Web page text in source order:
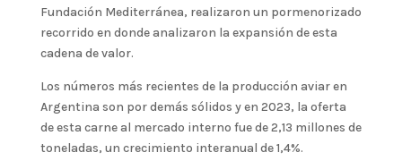
Fundación Mediterránea, realizaron un pormenorizado
recorrido en donde analizaron la expansión de esta
cadena de valor.
Los números más recientes de la producción aviar en
Argentina son por demás sólidos y en 2023, la oferta
de esta carne al mercado interno fue de 2,13 millones de
toneladas, un crecimiento interanual de 1,4%.